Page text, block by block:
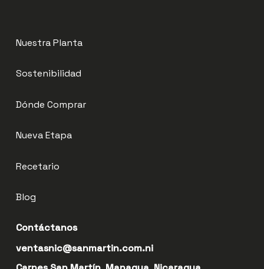
Nuestra Planta
Sostenibilidad
Dónde Comprar
Nueva Etapa
Recetario
Blog
Contáctanos
ventasnic@sanmartin.com.ni